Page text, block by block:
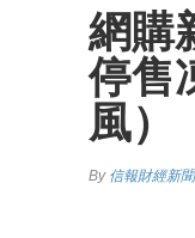
網購
停售
風）
By 信報財經新聞